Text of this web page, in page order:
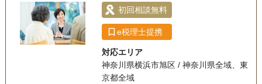
初回相談無料
e税理士提携
対応エリア
神奈川県横浜市旭区 / 神奈川県全域、東
京都全域